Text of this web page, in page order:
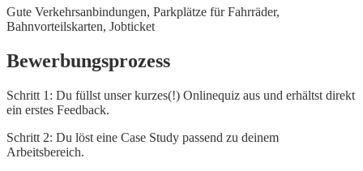
Gute Verkehrsanbindungen, Parkplätze für Fahrräder,
Bahnvorteilskarten, Jobticket
Bewerbungsprozess
Schritt 1: Du füllst unser kurzes(!) Onlinequiz aus und erhältst direkt
ein erstes Feedback.
Schritt 2: Du löst eine Case Study passend zu deinem
Arbeitsbereich.